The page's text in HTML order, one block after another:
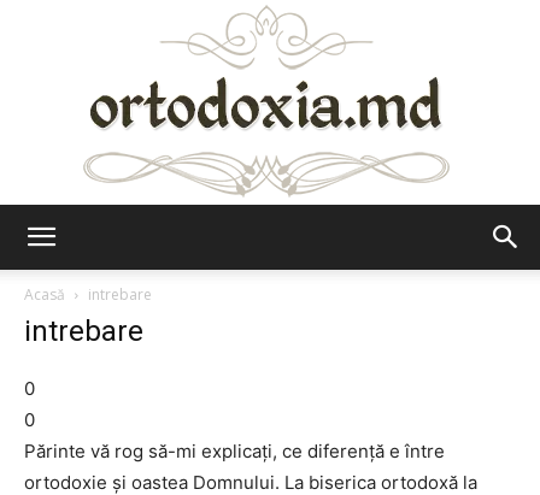
Acasă
intrebare
intrebare
0
0
Părinte vă rog să-mi explicaţi, ce diferenţă e între
ortodoxie şi oastea Domnului. La biserica ortodoxă la